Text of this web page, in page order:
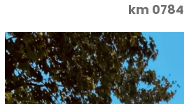
km 0784